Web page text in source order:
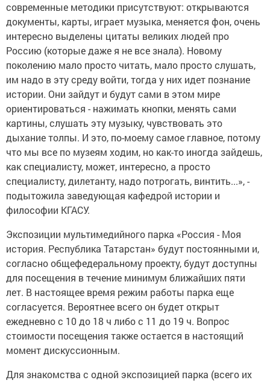
современные методики присутствуют: открываются
документы, карты, играет музыка, меняется фон, очень
интересно выделены цитаты великих людей про
Россию (которые даже я не все знала). Новому
поколению мало просто читать, мало просто слушать,
им надо в эту среду войти, тогда у них идет познание
истории. Они зайдут и будут сами в этом мире
ориентироваться ­- нажимать кнопки, менять сами
картины, слушать эту музыку, чувствовать это
дыхание толпы. И это, по-моему самое главное, потому
что мы все по музеям ходим, но как-то иногда зайдешь,
как специалисту, может, интересно, а просто
специалисту, дилетанту, надо потрогать, винтить...», -
подытожила заведующая кафедрой истории и
философии КГАСУ.
Экспозиции мультимедийного парка «Россия - Моя
история. Республика Татарстан» будут постоянными и,
согласно общефедеральному проекту, будут доступны
для посещения в течение минимум ближайших пяти
лет. В настоящее время режим работы парка еще
согласуется. Вероятнее всего он будет открыт
ежедневно с 10 до 18 ч либо с 11 до 19 ч. Вопрос
стоимости посещения также остается в настоящий
момент дискуссионным.
Для знакомства с одной экспозицией парка (всего их